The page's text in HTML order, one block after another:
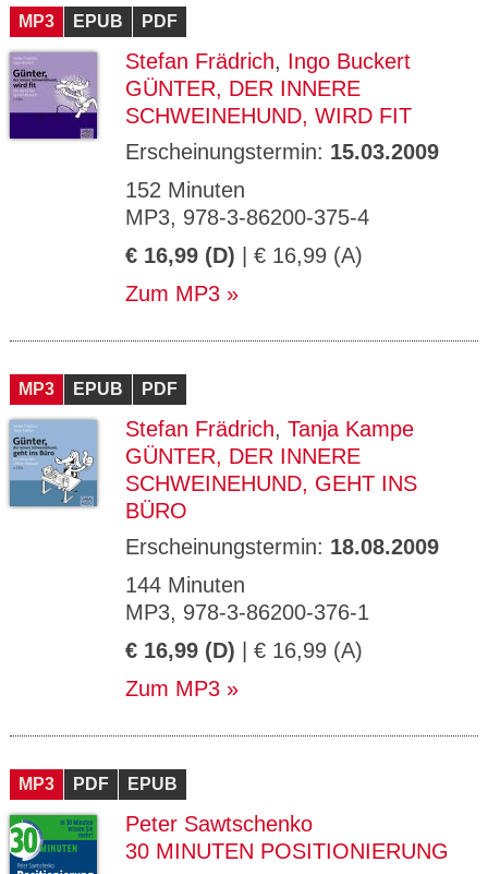
MP3 EPUB PDF
Stefan Frädrich, Ingo Buckert
GÜNTER, DER INNERE
SCHWEINEHUND, WIRD FIT
Erscheinungstermin: 15.03.2009
152 Minuten
MP3, 978-3-86200-375-4
€ 16,99 (D) | € 16,99 (A)
Zum MP3
MP3 EPUB PDF
Stefan Frädrich, Tanja Kampe
GÜNTER, DER INNERE
SCHWEINEHUND, GEHT INS
BÜRO
Erscheinungstermin: 18.08.2009
144 Minuten
MP3, 978-3-86200-376-1
€ 16,99 (D) | € 16,99 (A)
Zum MP3
MP3 PDF EPUB
Peter Sawtschenko
30 MINUTEN POSITIONIERUNG